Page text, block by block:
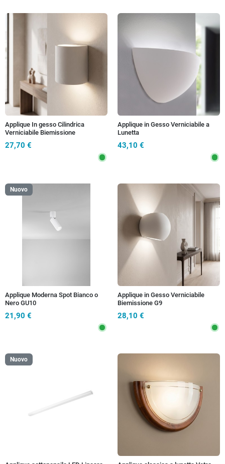
Applique In gesso Cilindrica
Verniciabile Biemissione
27,70 €
Applique in Gesso Verniciabile a
Lunetta
43,10 €
Nuovo
Applique Moderna Spot Bianco o
Nero GU10
21,90 €
Applique in Gesso Verniciabile
Biemissione G9
28,10 €
Nuovo